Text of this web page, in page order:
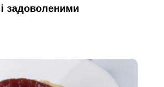
задоволеними